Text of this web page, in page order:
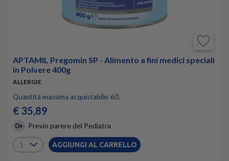
APTAMIL Pregomin SP - Alimento a fini medici speciali
in Polvere 400g
ALLERGIE
Quantità massima acquistabile: 60.
€ 35,89
0+ Previo parere del Pediatra
AGGIUNGI AL CARRELLO